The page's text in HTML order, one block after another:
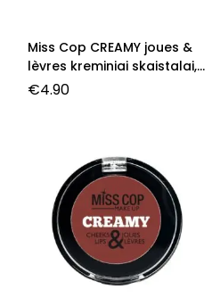
Miss Cop CREAMY joues &
lèvres kreminiai skaistalai,
02- Pop, 3 g.
€4.90